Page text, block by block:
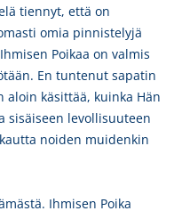
tiennyt, että on
omia pinnistelyjä
Poikaa on valmis
En tuntenut sapatin
aloin käsittää, kuinka Hän
sisäiseen levollisuuteen
noiden muidenkin
Ihmisen Poika